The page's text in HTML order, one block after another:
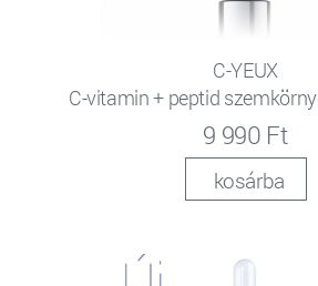
C-YEUX
C-vitamin + peptid
9 990 Ft
kosárba